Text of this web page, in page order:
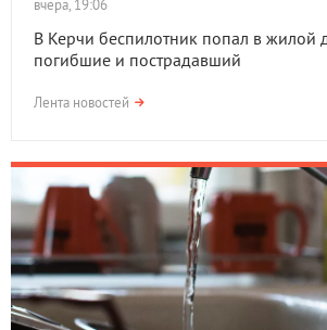
вчера, 19:06
В Керчи беспилотник попал в жилой
погибшие и пострадавший
Лента новостей